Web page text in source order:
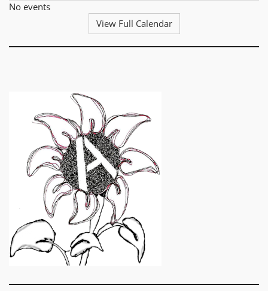
No events
View Full Calendar